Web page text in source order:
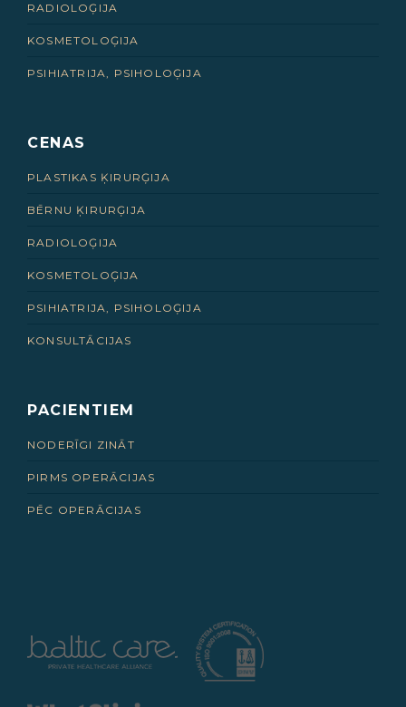
RADIOLOĢIJA
KOSMETOLOĢIJA
PSIHIATRIJA, PSIHOLOĢIJA
CENAS
PLASTIKAS ĶIRURĢIJA
BĒRNU ĶIRURĢIJA
RADIOLOĢIJA
KOSMETOLOĢIJA
PSIHIATRIJA, PSIHOLOĢIJA
KONSULTĀCIJAS
PACIENTIEM
NODERĪGI ZINĀT
PIRMS OPERĀCIJAS
PĒC OPERĀCIJAS